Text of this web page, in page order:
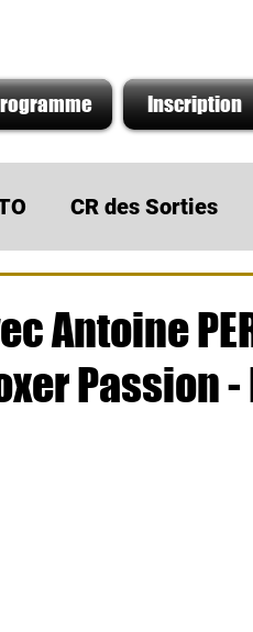
Inscription
CR des Sorties
Antoine
Passion -